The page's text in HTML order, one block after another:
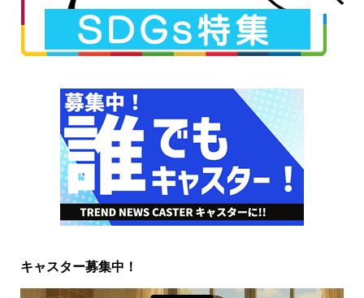
キャスター募集中！